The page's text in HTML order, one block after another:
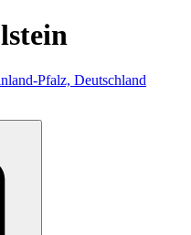
Pfalz, Deutschland